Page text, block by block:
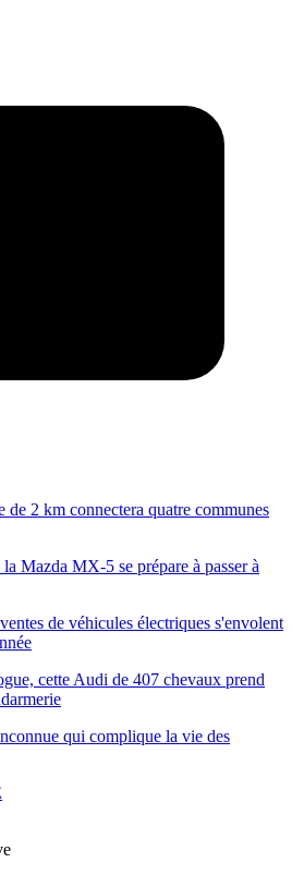
de 2 km connectera quatre communes
Mazda MX-5 se prépare à passer à
de véhicules électriques s'envolent
cette Audi de 407 chevaux prend
qui complique la vie des